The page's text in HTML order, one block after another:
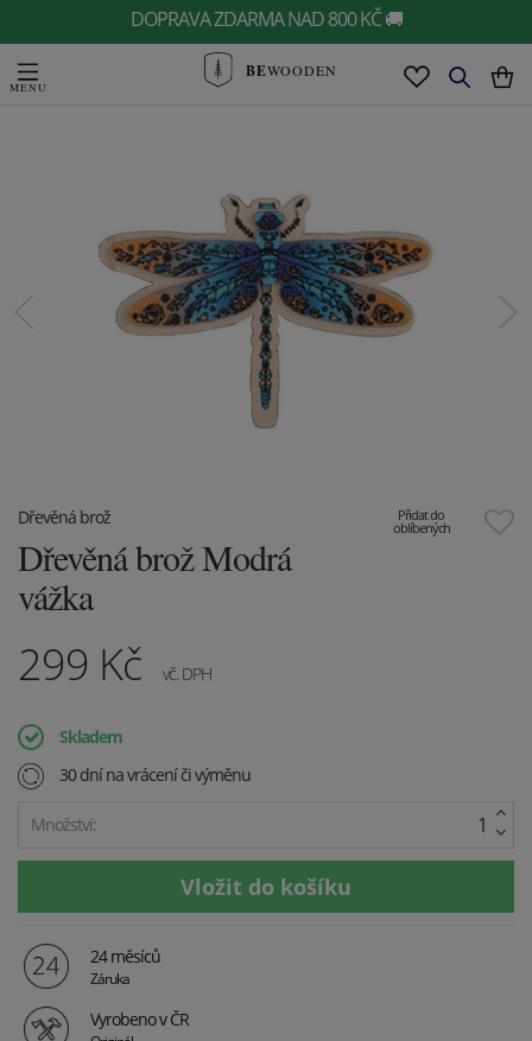
DOPRAVA ZDARMA NAD 800 KČ 🚚
BEWOODEN
Přidat do
oblíbených
Dřevěná brož
Dřevěná brož Modrá
vážka
299 Kč vč. DPH
Skladem
30 dní na vrácení či výměnu
Množství:
24 měsíců
Záruka
Vyrobeno v ČR